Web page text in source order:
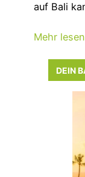
auf Bali
Mehr
DEIN